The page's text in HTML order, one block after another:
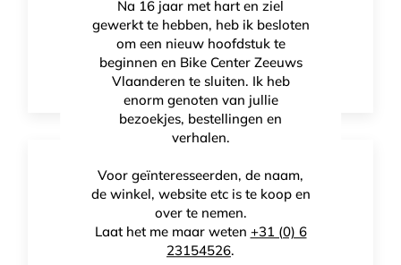
Na 16 jaar met hart en ziel
gewerkt te hebben, heb ik besloten
om een nieuw hoofdstuk te
beginnen en Bike Center Zeeuws
Vlaanderen te sluiten. Ik heb
enorm genoten van jullie
bezoekjes, bestellingen en
verhalen.
Voor geïnteresseerden, de naam,
de winkel, website etc is te koop en
over te nemen.
Laat het me maar weten +31 (0) 6
23154526.
Lake CX333 Road
€449,00